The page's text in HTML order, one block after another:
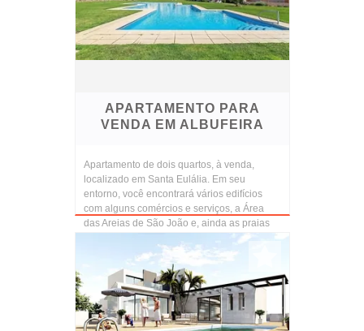
APARTAMENTO PARA
VENDA EM ALBUFEIRA
Apartamento de dois quartos, à venda,
localizado em Santa Eulália. Em seu
entorno, você encontrará vários edifícios
com alguns comércios e serviços, a Área
das Areias de São João e, ainda as praias